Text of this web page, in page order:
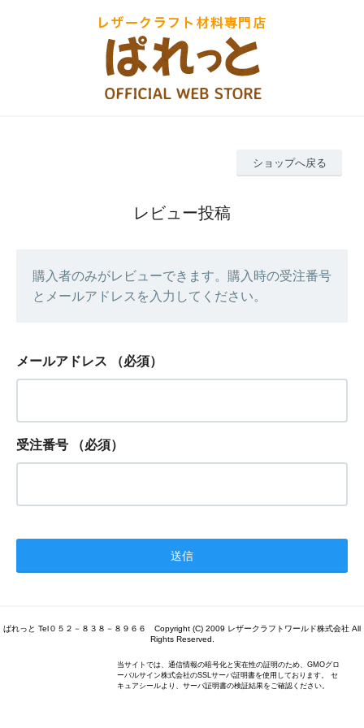
ショップへ戻る
レビュー投稿
購入者のみがレビューできます。購入時の受注番号
とメールアドレスを入力してください。
メールアドレス （必須）
受注番号 （必須）
ぱれっと Tel０５２－８３８－８９６６ Copyright (C) 2009 レザークラフトワールド株式会社 All
Rights Reserved.
当サイトでは、通信情報の暗号化と実在性の証明のため、GMOグロ
ーバルサイン株式会社のSSLサーバ証明書を使用しております。 セ
キュアシールより、サーバ証明書の検証結果をご確認ください。